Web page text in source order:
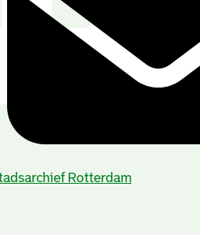
Rotterdam